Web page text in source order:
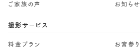
ご家族の声 お知らせ
撮影サービス
料金プラン お宮参り